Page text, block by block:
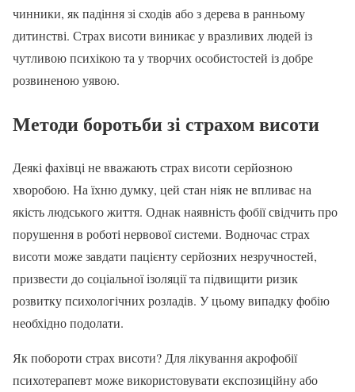
чинники, як падіння зі сходів або з дерева в ранньому
дитинстві. Страх висоти виникає у вразливих людей із
чутливою психікою та у творчих особистостей із добре
розвиненою уявою.
Методи боротьби зі страхом висоти
Деякі фахівці не вважають страх висоти серйозною
хворобою. На їхню думку, цей стан ніяк не впливає на
якість людського життя. Однак наявність фобії свідчить про
порушення в роботі нервової системи. Водночас страх
висоти може завдати пацієнту серйозних незручностей,
призвести до соціальної ізоляції та підвищити ризик
розвитку психологічних розладів. У цьому випадку фобію
необхідно подолати.
Як побороти страх висоти? Для лікування акрофобії
психотерапевт може використовувати експозиційну або